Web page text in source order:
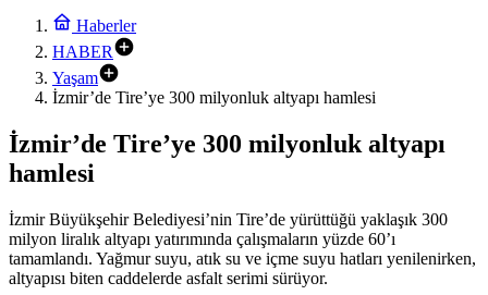
Haberler
HABER
Yaşam
İzmir’de Tire’ye 300 milyonluk altyapı hamlesi
İzmir’de Tire’ye 300 milyonluk altyapı
hamlesi
İzmir Büyükşehir Belediyesi’nin Tire’de yürüttüğü yaklaşık 300
milyon liralık altyapı yatırımında çalışmaların yüzde 60’ı
tamamlandı. Yağmur suyu, atık su ve içme suyu hatları yenilenirken,
altyapısı biten caddelerde asfalt serimi sürüyor.